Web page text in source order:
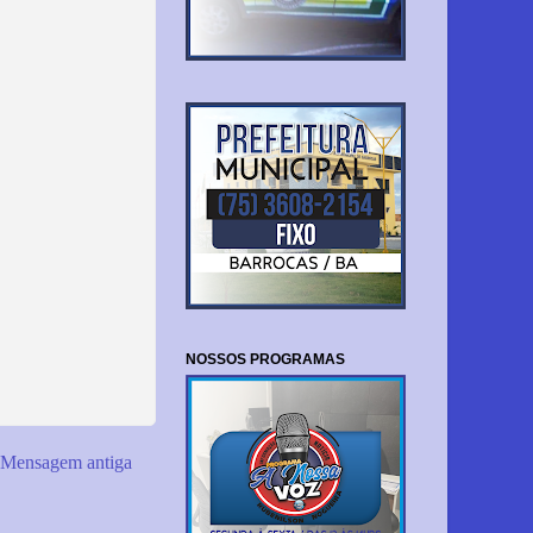
Mensagem antiga
NOSSOS PROGRAMAS